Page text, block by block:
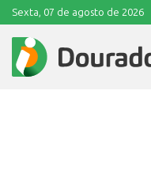
Sexta, 07 de agosto de 2026